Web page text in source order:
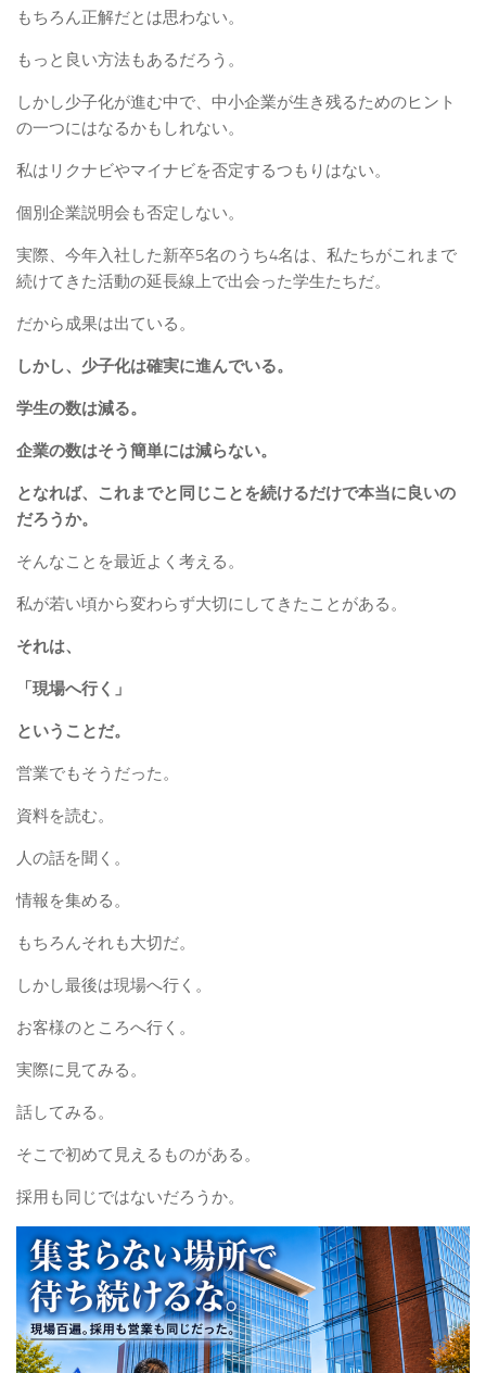
もちろん正解だとは思わない。
もっと良い方法もあるだろう。
しかし少子化が進む中で、中小企業が生き残るためのヒント
の一つにはなるかもしれない。
私はリクナビやマイナビを否定するつもりはない。
個別企業説明会も否定しない。
実際、今年入社した新卒5名のうち4名は、私たちがこれまで
続けてきた活動の延長線上で出会った学生たちだ。
だから成果は出ている。
しかし、少子化は確実に進んでいる。
学生の数は減る。
企業の数はそう簡単には減らない。
となれば、これまでと同じことを続けるだけで本当に良いの
だろうか。
そんなことを最近よく考える。
私が若い頃から変わらず大切にしてきたことがある。
それは、
「現場へ行く」
ということだ。
営業でもそうだった。
資料を読む。
人の話を聞く。
情報を集める。
もちろんそれも大切だ。
しかし最後は現場へ行く。
お客様のところへ行く。
実際に見てみる。
話してみる。
そこで初めて見えるものがある。
採用も同じではないだろうか。